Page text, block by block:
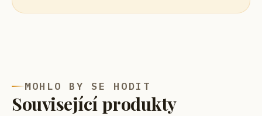
MOHLO BY SE HODIT
Související produkty